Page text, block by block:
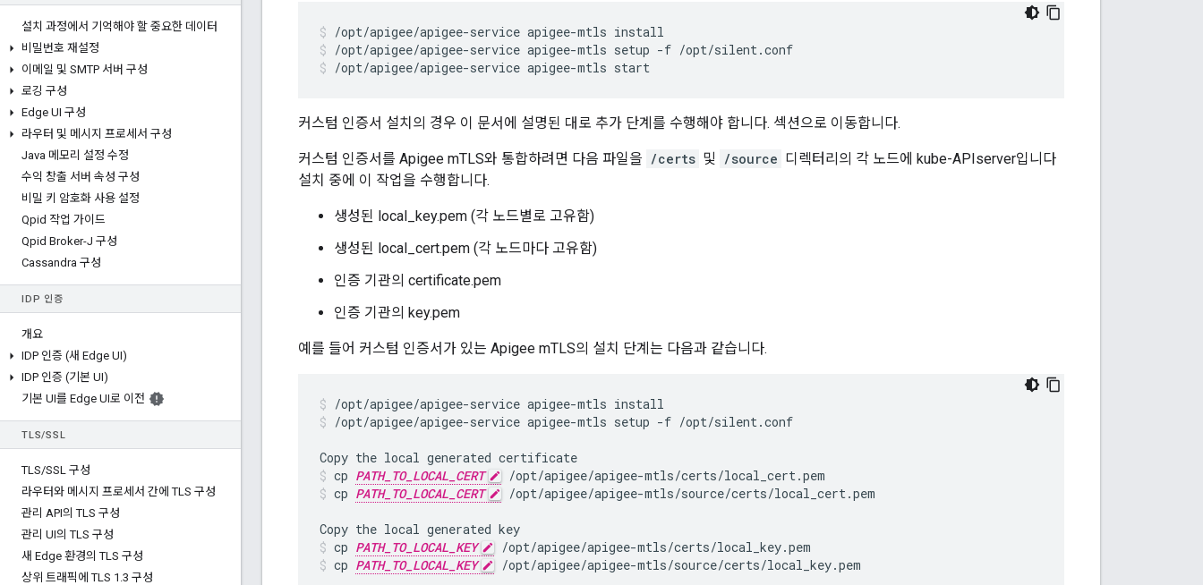
설치 과정에서 기억해야 할 중요한 데이터
비밀번호 재설정
이메일 및 SMTP 서버 구성
로깅 구성
Edge UI 구성
라우터 및 메시지 프로세서 구성
Java 메모리 설정 수정
수익 창출 서버 속성 구성
비밀 키 암호화 사용 설정
Qpid 작업 가이드
Qpid Broker-J 구성
Cassandra 구성
IDP 인증
개요
IDP 인증 (새 Edge UI)
IDP 인증 (기본 UI)
기본 UI를 Edge UI로 이전
TLS/SSL
TLS/SSL 구성
라우터와 메시지 프로세서 간에 TLS 구성
관리 API의 TLS 구성
관리 UI의 TLS 구성
새 Edge 환경의 TLS 구성
상위 트래픽에 TLS 1 .3 구성
/opt/apigee/apigee-service apigee-mtls setup -f /opt/silent.conf
/opt/apigee/apigee-service apigee-mtls start
커스텀 인증서 설치의 경우 이 문서에 설명된 대로 추가 단계를 수행해야 합니다. 섹션으로 이동합니다.
커스텀 인증서를 Apigee mTLS와 통합하려면 다음 파일을 /certs 및 /source 디렉터리의 각 노드에 kube-APIserver입니다
설치 중에 이 작업을 수행합니다.
생성된 local_key.pem (각 노드별로 고유함)
생성된 local_cert.pem (각 노드마다 고유함)
인증 기관의 certificate.pem
인증 기관의 key.pem
예를 들어 커스텀 인증서가 있는 Apigee mTLS의 설치 단계는 다음과 같습니다.
/opt/apigee/apigee-service apigee-mtls setup -f /opt/silent.conf
cp PATH_TO_LOCAL_CERT
/opt/apigee/apigee-mtls/certs/local_cert.pem
cp PATH_TO_LOCAL_CERT /opt/apigee/apigee-mtls/source/certs/local_cert.pem
cp PATH_TO_LOCAL_KEY
/opt/apigee/apigee-mtls/certs/local_key.pem
cp PATH_TO_LOCAL_KEY /opt/apigee/apigee-mtls/source/certs/local_key.pem